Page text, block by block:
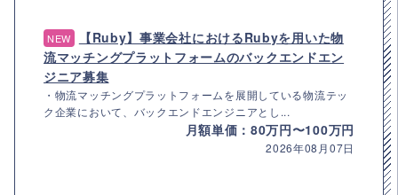
NEW
【Ruby】事業会社におけるRubyを用いた物
流マッチングプラットフォームのバックエンドエン
ジニア募集
・物流マッチングプラットフォームを展開している物流テッ
ク企業において、バックエンドエンジニアとし...
月額単価：80万円〜100万円
2026年08月07日